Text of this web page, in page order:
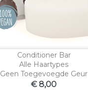
Conditioner Bar
Alle Haartypes
Geen Toegevoegde Geur
Prijs
€ 8,00